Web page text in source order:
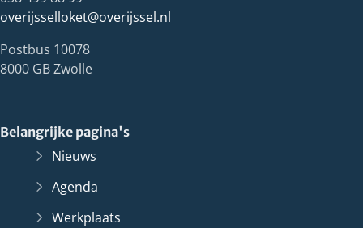
overijsselloket@overijssel.nl
Postbus 10078
8000 GB Zwolle
Belangrijke pagina's
Nieuws
Agenda
Werkplaats